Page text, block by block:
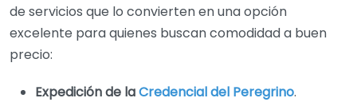
de servicios que lo convierten en una opción
excelente para quienes buscan comodidad a buen
precio:
Expedición de laCredencial del Peregrino.